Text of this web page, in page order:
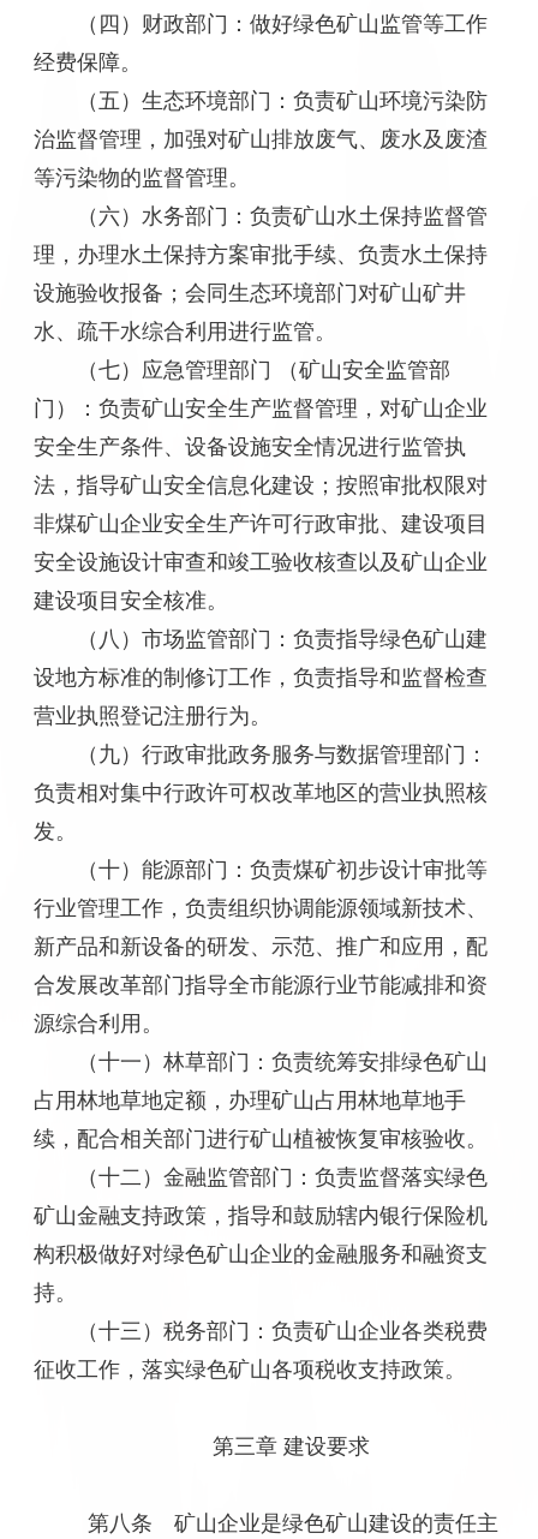
（四）财政部门：做好绿色矿山监管等工作
经费保障。
（五）生态环境部门：负责矿山环境污染防
治监督管理，加强对矿山排放废气、废水及废渣
等污染物的监督管理。
（六）水务部门：负责矿山水土保持监督管
理，办理水土保持方案审批手续、负责水土保持
设施验收报备；会同生态环境部门对矿山矿井
水、疏干水综合利用进行监管。
（七）应急管理部门 （矿山安全监管部
门）：负责矿山安全生产监督管理，对矿山企业
安全生产条件、设备设施安全情况进行监管执
法，指导矿山安全信息化建设；按照审批权限对
非煤矿山企业安全生产许可行政审批、建设项目
安全设施设计审查和竣工验收核查以及矿山企业
建设项目安全核准。
（八）市场监管部门：负责指导绿色矿山建
设地方标准的制修订工作，负责指导和监督检查
营业执照登记注册行为。
（九）行政审批政务服务与数据管理部门：
负责相对集中行政许可权改革地区的营业执照核
发。
（十）能源部门：负责煤矿初步设计审批等
行业管理工作，负责组织协调能源领域新技术、
新产品和新设备的研发、示范、推广和应用，配
合发展改革部门指导全市能源行业节能减排和资
源综合利用。
（十一）林草部门：负责统筹安排绿色矿山
占用林地草地定额，办理矿山占用林地草地手
续，配合相关部门进行矿山植被恢复审核验收。
（十二）金融监管部门：负责监督落实绿色
矿山金融支持政策，指导和鼓励辖内银行保险机
构积极做好对绿色矿山企业的金融服务和融资支
持。
（十三）税务部门：负责矿山企业各类税费
征收工作，落实绿色矿山各项税收支持政策。
第三章 建设要求
第八条 矿山企业是绿色矿山建设的责任主